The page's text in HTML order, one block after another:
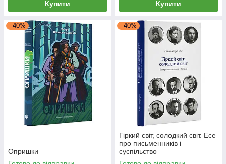
Купити Купити
–40%
Опришки
–40%
Гіркий світ, солодкий світ. Есе
про письменників і
суспільство